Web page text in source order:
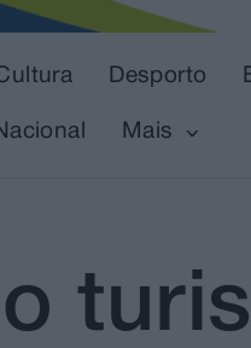
Desporto
Mais